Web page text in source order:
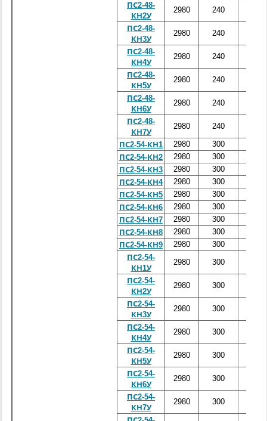
ПС2-48-
КН2У
2980 240
ПС2-48-
КН3У
2980 240
ПС2-48-
КН4У
2980 240
ПС2-48-
КН5У
2980 240
ПС2-48-
КН6У
2980 240
ПС2-48-
КН7У
2980 240
ПС2-54-КН1 2980 300
ПС2-54-КН2
2980 300
ПС2-54-КН3
2980 300
ПС2-54-КН4
2980 300
ПС2-54-КН5
2980 300
ПС2-54-КН6
2980 300
ПС2-54-КН7
2980 300
ПС2-54-КН8
2980 300
ПС2-54-КН9
2980 300
ПС2-54-
КН1У
2980 300
ПС2-54-
КН2У
2980 300
ПС2-54-
КН3У
2980 300
ПС2-54-
КН4У
2980 300
ПС2-54-
КН5У
2980 300
ПС2-54-
КН6У
2980 300
ПС2-54-
КН7У
2980 300